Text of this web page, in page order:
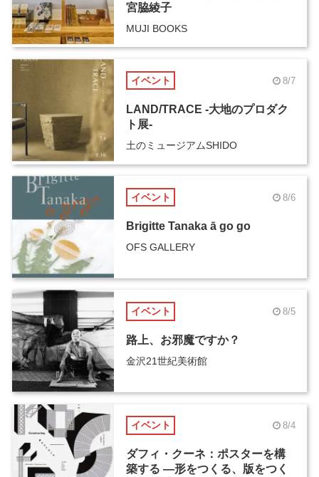
宮脇綾子
MUJI BOOKS
イベント 8/7
LAND/TRACE -大地のプロダク
ト展-
土のミュージアムSHIDO
イベント 8/6
Brigitte Tanaka ā go go
OFS GALLERY
イベント 8/5
路上、お邪魔ですか？
金沢21世紀美術館
イベント 8/4
ダフィ・クーネ：ポスターを構
築する ―形をつくる、版をつく